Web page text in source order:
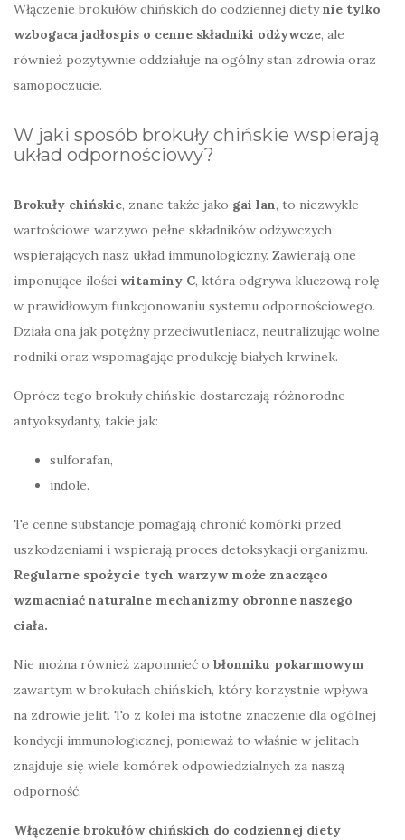
Włączenie brokułów chińskich do codziennej dietynie tylko
wzbogaca jadłospis o cenne składniki odżywcze, ale
również pozytywnie oddziałuje na ogólny stan zdrowia oraz
samopoczucie.
W jaki sposób brokuły chińskie wspierają
układ odpornościowy?
Brokuły chińskie, znane także jako gai lan, to niezwykle
wartościowe warzywo pełne składników odżywczych
wspierających nasz układ immunologiczny. Zawierają one
imponujące ilości witaminy C, która odgrywa kluczową rolę
w prawidłowym funkcjonowaniu systemu odpornościowego.
Działa ona jak potężny przeciwutleniacz, neutralizując wolne
rodniki oraz wspomagając produkcję białych krwinek.
Oprócz tego brokuły chińskie dostarczają różnorodne
antyoksydanty, takie jak:
sulforafan,
indole.
Te cenne substancje pomagają chronić komórki przed
uszkodzeniami i wspierają proces detoksykacji organizmu.
Regularne spożycie tych warzyw może znacząco
wzmacniać naturalne mechanizmy obronne naszego
ciała.
Nie można również zapomnieć o błonniku pokarmowym
zawartym w brokułach chińskich, który korzystnie wpływa
na zdrowie jelit. To z kolei ma istotne znaczenie dla ogólnej
kondycji immunologicznej, ponieważ to właśnie w jelitach
znajduje się wiele komórek odpowiedzialnych za naszą
odporność.
Włączenie brokułów chińskich do codziennej diety